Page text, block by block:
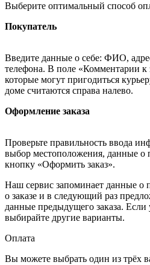
Выберите оптимальный способ
Покупатель
Введите данные о себе: ФИО,
телефона. В поле «Комментарии к
которые могут пригодиться
доме считаются справа налево.
Оформление заказа
Проверьте правильность ввода
выбор местоположения, данные о
кнопку «Оформить заказ».
Наш сервис запоминает данные о
о заказе и в следующий раз
данные предыдущего заказа. Если
выбирайте другие варианты.
Оплата
Вы можете выбрать один из трёх